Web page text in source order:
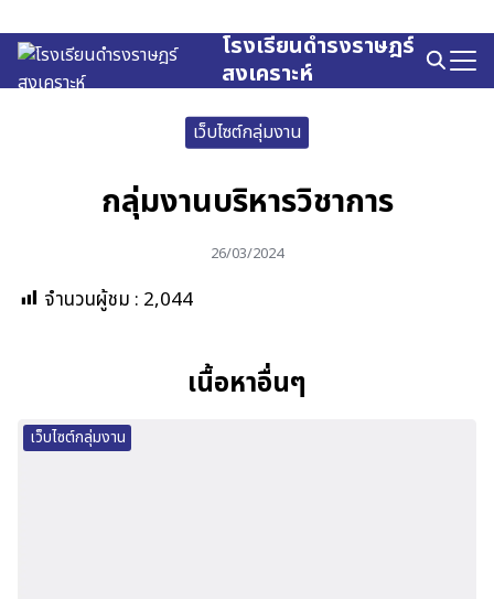
to
content
โรงเรียนดำรงราษฎร์
สงเคราะห์
Search
for:
เว็บไซต์กลุ่มงาน
กลุ่มงานบริหารวิชาการ
26/03/2024
จำนวนผู้ชม : 2,044
เนื้อหาอื่นๆ
เว็บไซต์กลุ่มงาน